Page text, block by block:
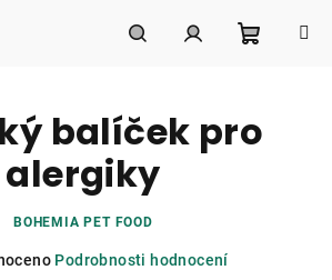
košík
balíček pro
alergiky
BOHEMIA PET FOOD
Podrobnosti hodnocení